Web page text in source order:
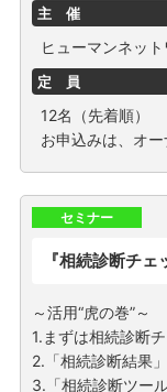
主 催
ヒューマンネッ
定 員
12名（先着順）
お申込みは、オー
セミナー
『相続診断チェ
～活用“虎の巻”～
1.まずは相続診断
2.「相続診断結果
3.「相続診断ツー